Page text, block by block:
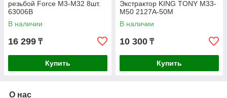
резьбой Force M3-M32 8шт.
63006B
В наличии
16 299 ₸
Купить
Экстрактор KING TONY М33-
М50 2127A-50M
В наличии
10 300 ₸
Купить
О нас